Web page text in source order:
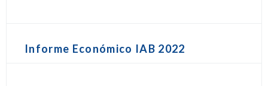
Informe Económico IAB 2022